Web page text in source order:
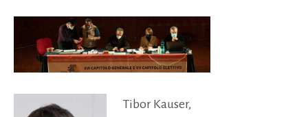
Tibor Kauser,